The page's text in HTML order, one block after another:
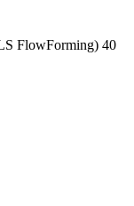
FlowForming) 40